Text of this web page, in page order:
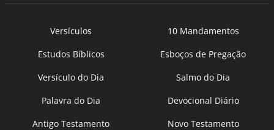
Versículos
10 Mandamentos
Estudos Bíblicos
Esboços de Pregação
Versículo do Dia
Salmo do Dia
Palavra do Dia
Devocional Diário
Antigo Testamento
Novo Testamento